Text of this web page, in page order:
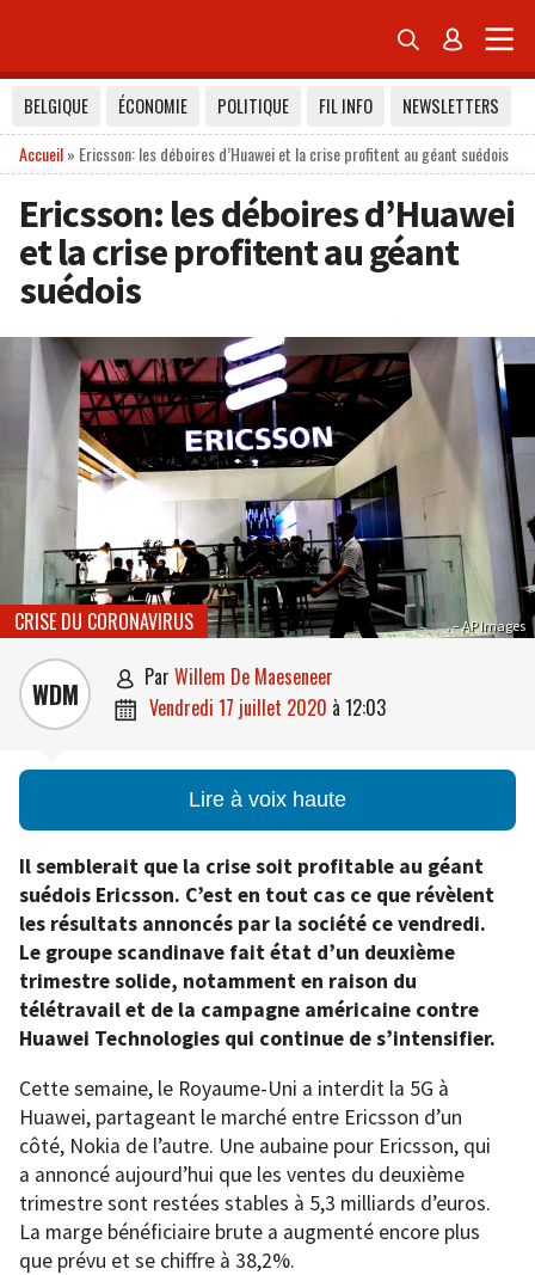
 
BELGIQUE ÉCONOMIE POLITIQUE FIL INFO
NEWSLETTERS
Accueil» Ericsson: les déboires d’Huawei et la crise profitent au géant suédois
Ericsson: les déboires d’Huawei
et la crise profitent au géant
suédois
. – AP Images
CRISE DU CORONAVIRUS
WDM  par Willem De Maeseneer
 vendredi 17 juillet 2020 à 12:03
Lire à voix haute
Il semblerait que la crise soit profitable au géant
suédois Ericsson. C’est en tout cas ce que révèlent
les résultats annoncés par la société ce vendredi.
Le groupe scandinave fait état d’un deuxième
trimestre solide, notamment en raison du
télétravail et de la campagne américaine contre
Huawei Technologies qui continue de s’intensifier.
Cette semaine, le Royaume-Uni a interdit la 5G à
Huawei, partageant le marché entre Ericsson d’un
côté, Nokia de l’autre. Une aubaine pour Ericsson, qui
a annoncé aujourd’hui que les ventes du deuxième
trimestre sont restées stables à 5,3 milliards d’euros.
La marge bénéficiaire brute a augmenté encore plus
que prévu et se chiffre à 38,2%.